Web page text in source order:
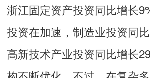
浙江固定资产投资同比增长
投资在加速，制造业投资同
高新技术产业投资同比增长